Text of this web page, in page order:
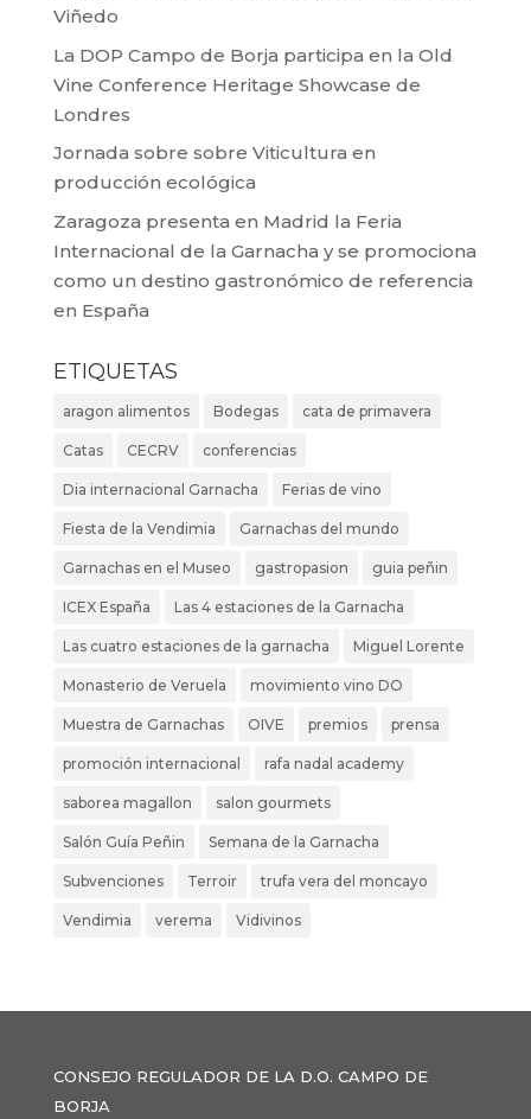
Viñedo
La DOP Campo de Borja participa en la Old
Vine Conference Heritage Showcase de
Londres
Jornada sobre sobre Viticultura en
producción ecológica
Zaragoza presenta en Madrid la Feria
Internacional de la Garnacha y se promociona
como un destino gastronómico de referencia
en España
ETIQUETAS
aragon alimentos Bodegas cata de primavera
Catas CECRV conferencias
Dia internacional Garnacha Ferias de vino
Fiesta de la Vendimia Garnachas del mundo
Garnachas en el Museo gastropasion guia peñin
ICEX España Las 4 estaciones de la Garnacha
Las cuatro estaciones de la garnacha Miguel Lorente
Monasterio de Veruela movimiento vino DO
Muestra de Garnachas OIVE premios prensa
promoción internacional rafa nadal academy
saborea magallon salon gourmets
Salón Guía Peñin Semana de la Garnacha
Subvenciones Terroir trufa vera del moncayo
Vendimia verema Vidivinos
CONSEJO REGULADOR DE LA D.O. CAMPO DE
BORJA